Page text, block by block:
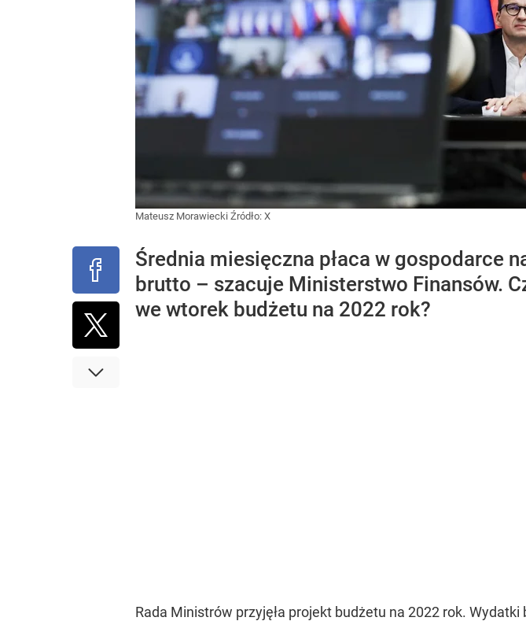
Mateusz Morawiecki Źródło: X
Średnia miesięczna płaca w gospodarce
brutto – szacuje Ministerstwo Finansów.
we wtorek budżetu na 2022 rok?
Rada Ministrów przyjęła projekt budżetu na 2022 rok.